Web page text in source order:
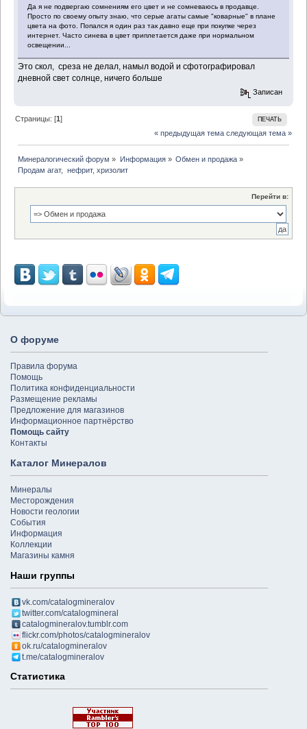
Да я не подвергаю сомнениям его цвет и не сомневаюсь в продавце.
Просто по своему опыту знаю, что серые агаты самые "коварные" в плане
цвета на фото. Попался я один раз так давно еще при покупке через
интернет. Часто синева в цвет приплетается даже при нормальном
освещении...
Это скол, среза не делал, намыл водой и сфотографировал
дневной свет солнце, ничего больше
Записан
ПЕЧАТЬ
Страницы: [1]
« предыдущая тема следующая тема »
Минералогический форум » Информация» Обмен и продажа»
Продам агат,  нефрит, хризолит
Перейти в:
О форуме
Правила форума
Помощь
Политика конфиденциальности
Размещение рекламы
Предложение для магазинов
Информационное партнёрство
Помощь сайту
Контакты
Каталог Минералов
Минералы
Месторождения
Новости геологии
События
Информация
Коллекции
Магазины камня
Наши группы
vk.com/catalogmineralov
twitter.com/catalogmineral
catalogmineralov.tumblr.com
flickr.com/photos/catalogmineralov
ok.ru/catalogmineralov
t.me/catalogmineralov
Статистика